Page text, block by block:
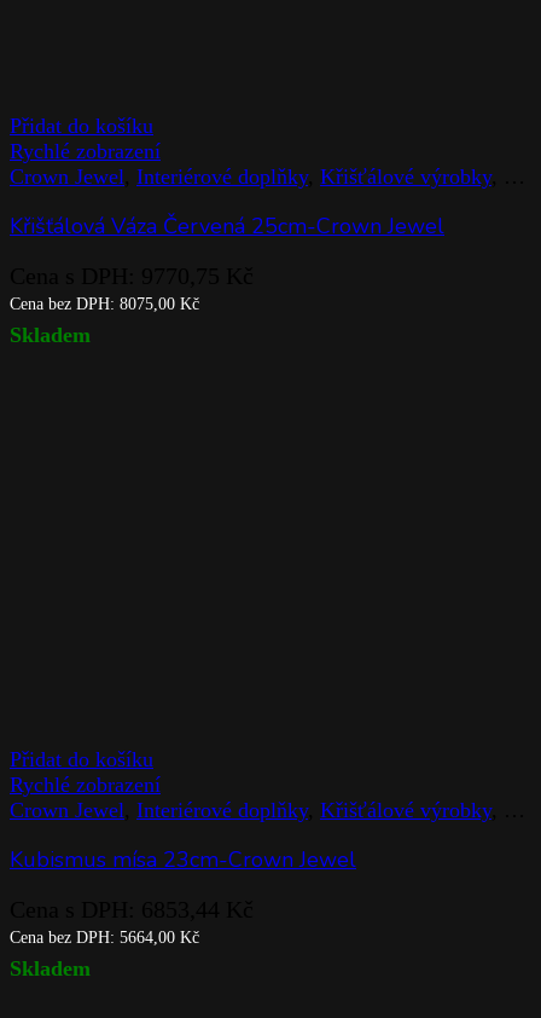
Přidat do košíku
Rychlé zobrazení
Crown Jewel Interiérové doplňky, Křišťálové výrobky,
Křišťálová Váza Červená 25cm-Crown Jewel
Cena bez DPH: 8075,00 Kč
Skladem
Přidat do košíku
Rychlé zobrazení
Crown Jewel Interiérové doplňky, Křišťálové výrobky,
Kubismus mísa 23cm-Crown Jewel
Cena bez DPH: 5664,00 Kč
Skladem